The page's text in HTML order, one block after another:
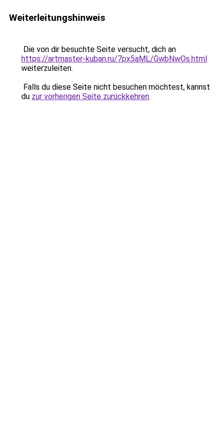
Weiterleitungshinweis
Die von dir besuchte Seite versucht, dich an
https://artmaster-kuban.ru/7px5aML/GwbNwOs.html
weiterzuleiten.
Falls du diese Seite nicht besuchen möchtest, kannst
du zur vorherigen Seite zurückkehren.